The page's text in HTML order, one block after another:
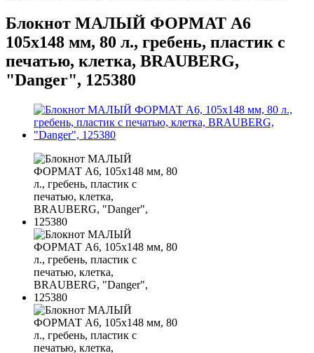
Блокнот МАЛЫЙ ФОРМАТ А6
105х148 мм, 80 л., гребень, пластик с
печатью, клетка, BRAUBERG,
"Danger", 125380